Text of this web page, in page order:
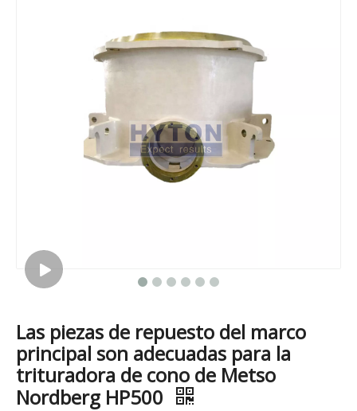
Las piezas de repuesto del marco
principal son adecuadas para la
trituradora de cono de Metso
Nordberg HP500